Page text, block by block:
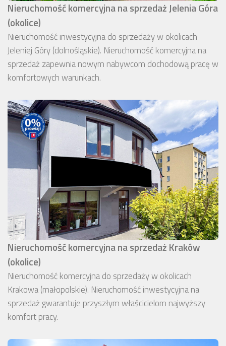
Nieruchomość komercyjna na sprzedaż Jelenia Góra
(okolice)
Nieruchomość inwestycyjna do sprzedaży w okolicach
Jeleniej Góry (dolnośląskie). Nieruchomość komercyjna na
sprzedaż zapewnia nowym nabywcom dochodową pracę w
komfortowych warunkach.
Nieruchomość komercyjna na sprzedaż Kraków
(okolice)
Nieruchomość komercyjna do sprzedaży w okolicach
Krakowa (małopolskie). Nieruchomość inwestycyjna na
sprzedaż gwarantuje przyszłym właścicielom najwyższy
komfort pracy.